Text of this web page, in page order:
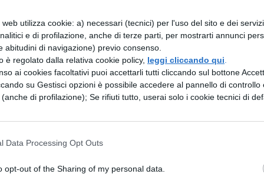
utilizza cookie: a) necessari (tecnici) per l'uso del sito e dei
e di profilazione, anche di terze parti, per mostrarti annunci
abitudini di navigazione) previo consenso.
è regolato dalla relativa cookie policy, leggi cliccando qui
ai cookies facoltativi puoi accettarli tutti cliccando sul bottone
su Gestisci opzioni è possibile accedere al pannello di controllo
di profilazione); Se rifiuti tutto, userai solo i cookie tecnici di
Data Processing Opt Outs
opt-out of the Sharing of my personal data.
dagli omini in calzamaglia. Siamo infatti nel
ibridata con l'avventura ironica alla Indiana
il gruppetto di folli compagni di viaggio
Lord, Gamora, Drax il Distruttore, Rocket
baby. Stando a quel poco che si sa della
in una missione impossibile, ovvero
potrebbe essere il figlio segreto di Ego, il